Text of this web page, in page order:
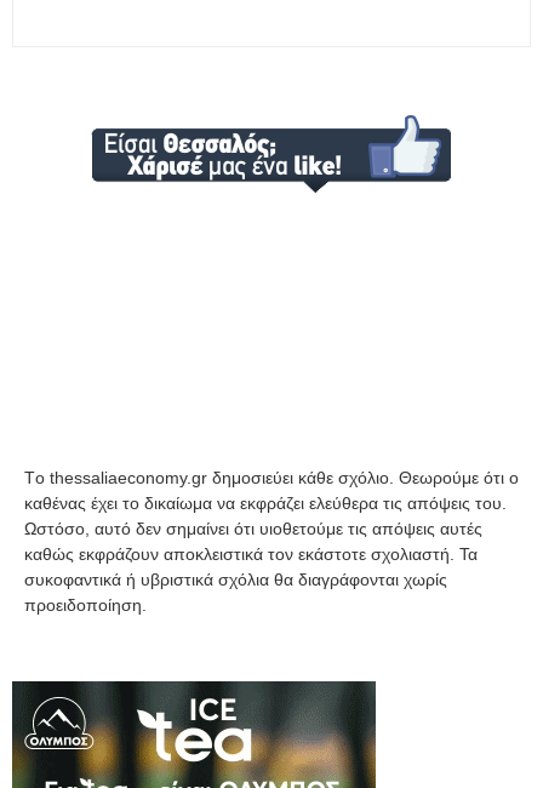
Tο thessaliaeconomy.gr δημοσιεύει κάθε σχόλιο. Θεωρούμε ότι ο
καθένας έχει το δικαίωμα να εκφράζει ελεύθερα τις απόψεις του.
Ωστόσο, αυτό δεν σημαίνει ότι υιοθετούμε τις απόψεις αυτές
καθώς εκφράζουν αποκλειστικά τον εκάστοτε σχολιαστή. Τα
συκοφαντικά ή υβριστικά σχόλια θα διαγράφονται χωρίς
προειδοποίηση.